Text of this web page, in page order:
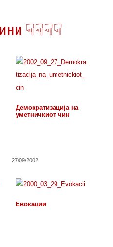
☟☟☟☟
Демократизација на
уметничкиот чин
27/09/2002
Евокации